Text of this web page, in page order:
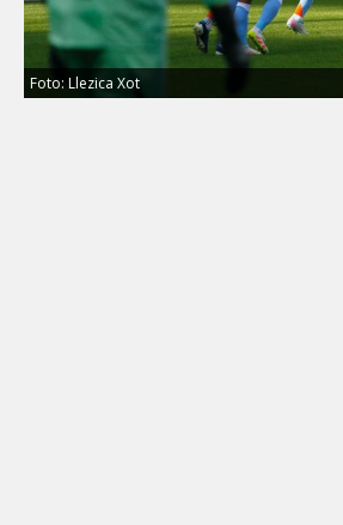
Foto: Llezica Xot